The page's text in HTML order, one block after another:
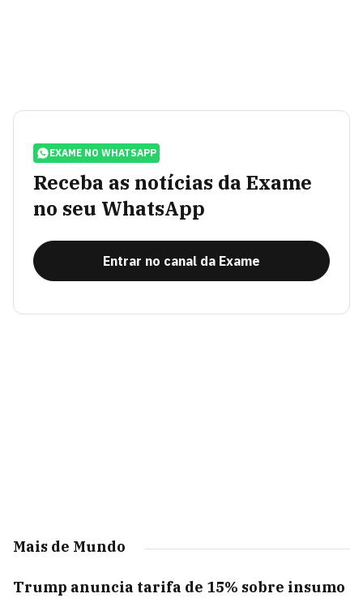
EXAME NO WHATSAPP
Receba as notícias da Exame
no seu WhatsApp
Entrar no canal da Exame
Mais de Mundo
Trump anuncia tarifa de 15% sobre insumo